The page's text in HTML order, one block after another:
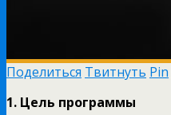
Поделиться Твитнуть Pin
1. Цель программы